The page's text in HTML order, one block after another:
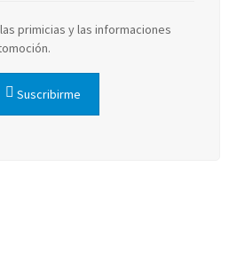
primicias y las informaciones
Suscribirme